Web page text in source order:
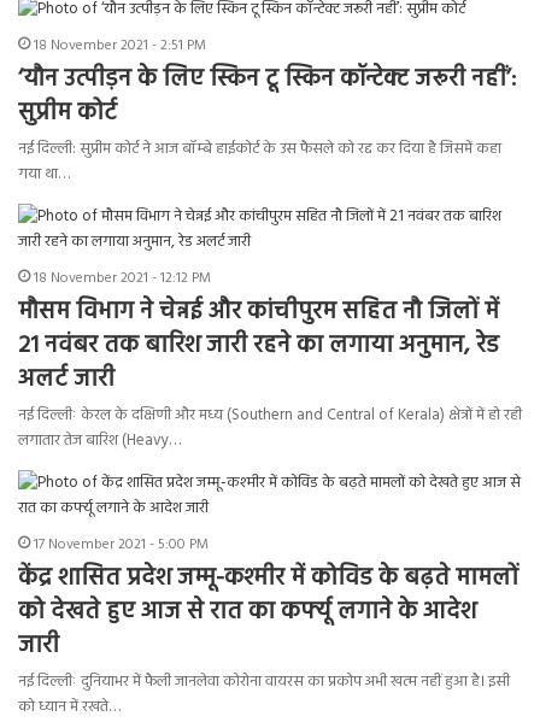
18 November 2021 - 2:51 PM
‘यौन उत्पीड़न के लिए स्किन टू स्किन कॉन्टेक्ट जरूरी नहीं’:
सुप्रीम कोर्ट
नई दिल्ली: सुप्रीम कोर्ट ने आज बॉम्बे हाईकोर्ट के उस फैसले को रद्द कर दिया है जिसमें कहा
गया था…
18 November 2021 - 12:12 PM
मौसम विभाग ने चेन्नई और कांचीपुरम सहित नौ जिलों में
21 नवंबर तक बारिश जारी रहने का लगाया अनुमान, रेड
अलर्ट जारी
नई दिल्लीः केरल के दक्षिणी और मध्य (Southern and Central of Kerala) क्षेत्रों में हो रही
लगातार तेज बारिश (Heavy…
17 November 2021 - 5:00 PM
केंद्र शासित प्रदेश जम्मू-कश्मीर में कोविड के बढ़ते मामलों
को देखते हुए आज से रात का कर्फ्यू लगाने के आदेश
जारी
नई दिल्लीः दुनियाभर में फैली जानलेवा कोरोना वायरस का प्रकोप अभी खत्म नहीं हुआ है। इसी
को ध्यान में रखते…